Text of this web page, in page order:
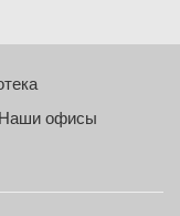
Наши офисы